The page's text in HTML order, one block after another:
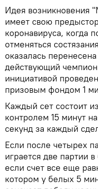
Идея возникновения
имеет свою
коронавируса, когда
отменяться
оказалась
действующий
инициативой
призовым фондом 1
Каждый сет состоит
контролем 15 минут
секунд за каждый
Если после четырех
играется две партии
если счет все еще
котором у белых 5